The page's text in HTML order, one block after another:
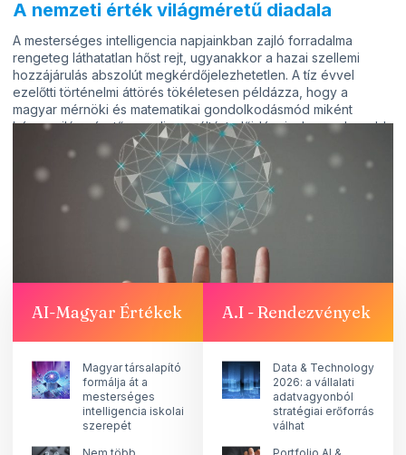
A nemzeti érték világméretű diadala
A mesterséges intelligencia napjainkban zajló forradalma
rengeteg láthatatlan hőst rejt, ugyanakkor a hazai szellemi
hozzájárulás abszolút megkérdőjelezhetetlen. A tíz évvel
ezelőtti történelmi áttörés tökéletesen példázza, hogy a
magyar mérnöki és matematikai gondolkodásmód miként
képes világméretű paradigmaváltást előidézni a legmodernebb
Bár a csillogás gyakran a nagy technológiai óriáscégekre
irányul, a legkomplexebb problémák kulcsát nagyon sokszor a
magyar kutatók zsenialitása adja a globális fejlődés kezébe.
AI-Magyar Értékek
Magyar társalapító
formálja át a
mesterséges
intelligencia iskolai
szerepét
A.I - Rendezvények
Data & Technology
2026: a vállalati
adatvagyonból
stratégiai erőforrás
válhat